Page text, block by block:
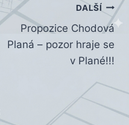
DALŠÍ
Propozice Chodová
Planá – pozor hraje se
v Plané!!!